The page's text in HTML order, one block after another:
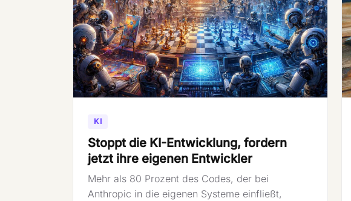
KI
Stoppt die KI-Entwicklung, fordern
jetzt ihre eigenen Entwickler
Mehr als 80 Prozent des Codes, der bei
Anthropic in die eigenen Systeme einfließt,